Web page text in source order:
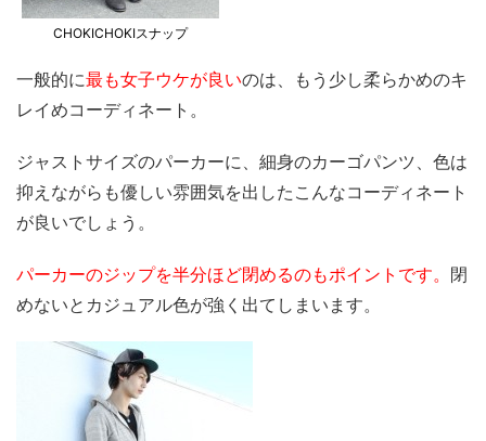
CHOKICHOKIスナップ
一般的に最も女子ウケが良いのは、もう少し柔らかめのキ
レイめコーディネート。
ジャストサイズのパーカーに、細身のカーゴパンツ、色は
抑えながらも優しい雰囲気を出したこんなコーディネート
が良いでしょう。
パーカーのジップを半分ほど閉めるのもポイントです。 閉
めないとカジュアル色が強く出てしまいます。